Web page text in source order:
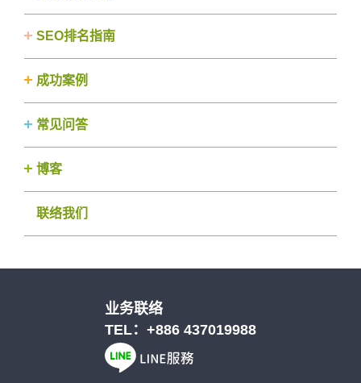
SEO排名指南
成功案例
常见问答
博客
联络我们
业务联络
TEL： +886 437019988